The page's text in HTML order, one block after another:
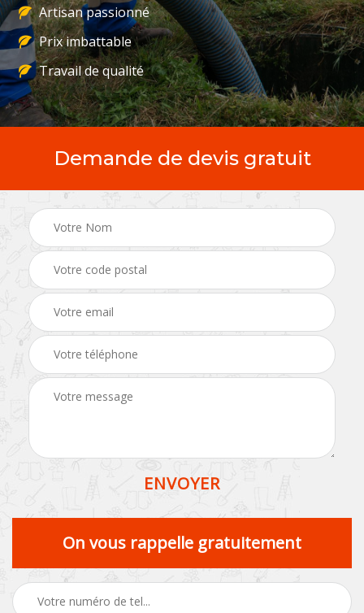
Artisan passionné
Prix imbattable
Travail de qualité
Demande de devis gratuit
On vous rappelle gratuitement